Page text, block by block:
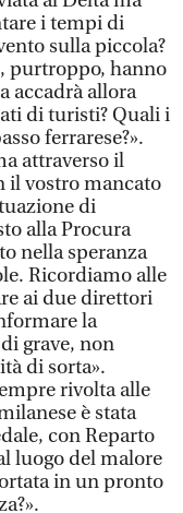
i tempi di
sulla piccola?
purtroppo, hanno
accadrà allora
di turisti? Quali i
ferrarese?».
attraverso il
il vostro mancato
di
alla Procura
nella speranza
Ricordiamo alle
ai due direttori
la
grave, non
di sorta».
rivolta alle
è stata
con Reparto
luogo del malore
in un pronto